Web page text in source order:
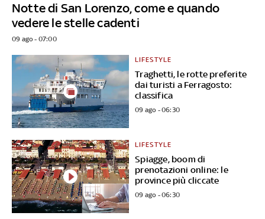
Notte di San Lorenzo, come e quando
vedere le stelle cadenti
09 ago - 07:00
Traghetti, le rotte preferite
dai turisti a Ferragosto:
classifica
LIFESTYLE
09 ago - 06:30
Spiagge, boom di
prenotazioni online: le
province più cliccate
LIFESTYLE
09 ago - 06:30